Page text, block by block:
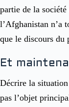
partie de la
l’Afghanistan n’a
que le discours du
Et
Décrire la
pas l’objet